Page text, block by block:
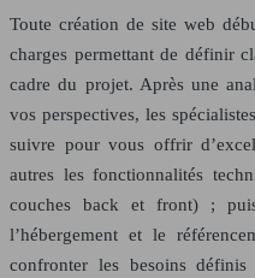
Toute création de site web
charges permettant de définir
cadre du projet. Après une
vos perspectives, les
suivre pour vous offrir
autres les fonctionnalités
couches back et front) ;
l’hébergement et le
confronter les besoins